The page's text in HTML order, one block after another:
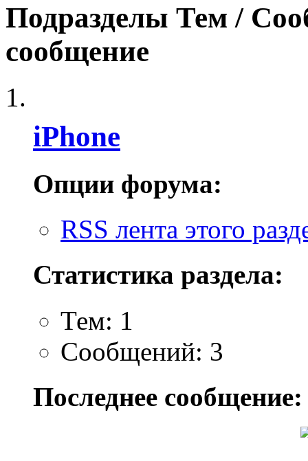
Подразделы Тем /
сообщение
iPhone
Опции форума:
RSS лента этого
Статистика раздела:
Тем: 1
Сообщений: 3
Последнее сообщение: